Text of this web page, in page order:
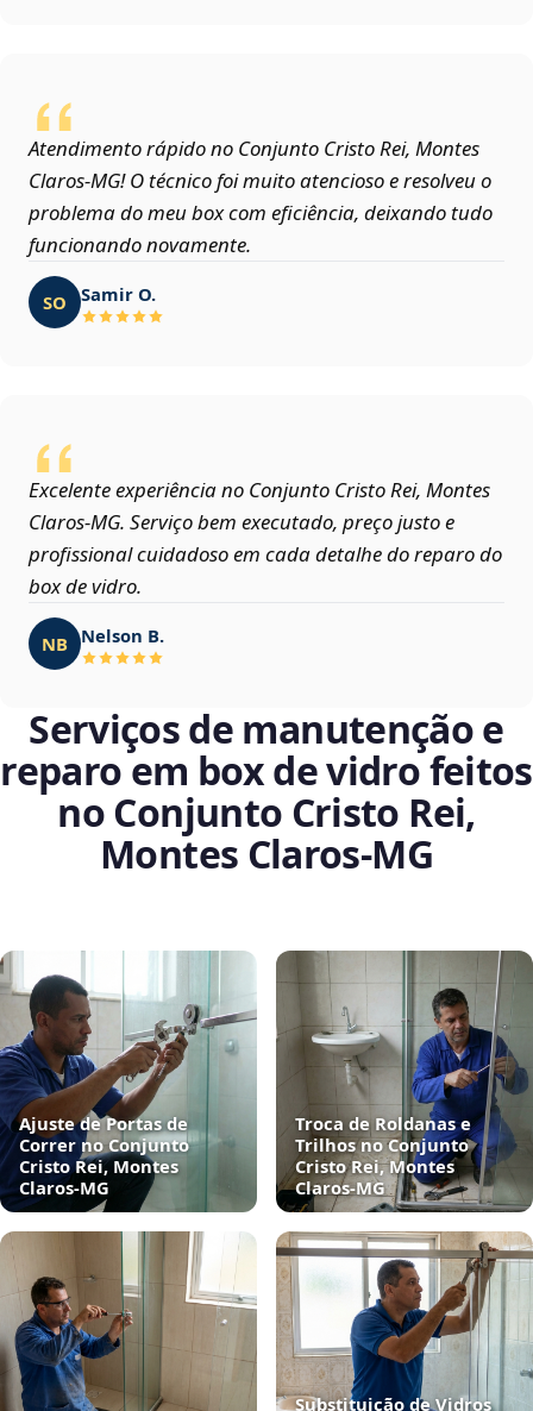
Atendimento rápido no Conjunto Cristo Rei, Montes
Claros‑MG! O técnico foi muito atencioso e resolveu o
problema do meu box com eficiência, deixando tudo
funcionando novamente.
SO Samir O.
Excelente experiência no Conjunto Cristo Rei, Montes
Claros‑MG. Serviço bem executado, preço justo e
profissional cuidadoso em cada detalhe do reparo do
box de vidro.
NB Nelson B.
Serviços de manutenção e
reparo em box de vidro feitos
no Conjunto Cristo Rei,
Montes Claros‑MG
Ajuste de Portas de
Correr no Conjunto
Cristo Rei, Montes
Claros‑MG
Troca de Roldanas e
Trilhos no Conjunto
Cristo Rei, Montes
Claros‑MG
Substituição de Vidros